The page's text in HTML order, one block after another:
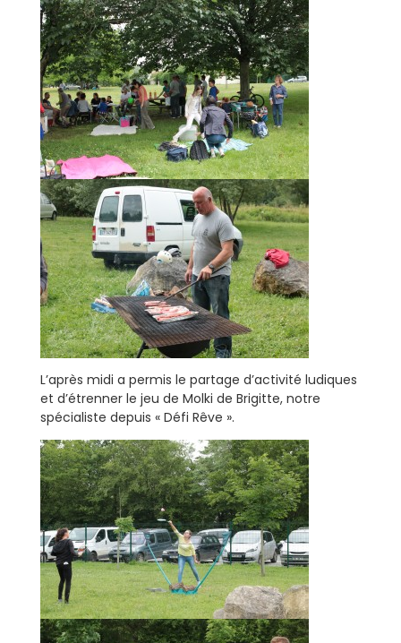
L’après midi a permis le partage d’activité ludiques
et d’étrenner le jeu de Molki de Brigitte, notre
spécialiste depuis « Défi Rêve ».